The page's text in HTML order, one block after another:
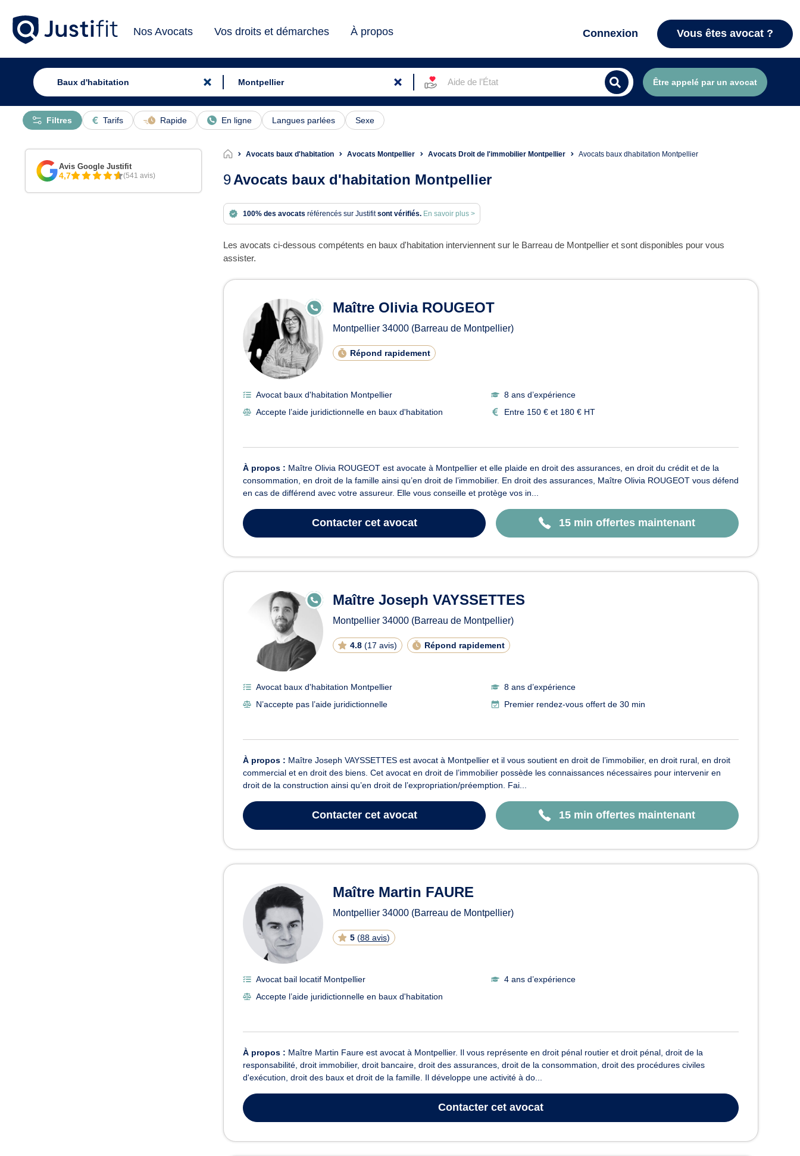
Nos Avocats Vos droits et démarches À propos Connexion Vous êtes avocat ?
Aide de l’État Être appelé par un avocat
Tarifs Rapide En ligne Langues parlées Sexe
Filtres
Avocats baux d'habitation Avocats Montpellier Avocats Droit de l'immobilier Montpellier Avocats baux dhabitation Montpellier
9Avocats baux d'habitation Montpellier
100% des avocats référencés sur Justifitsont vérifiés. En savoir plus >
Les avocats ci-dessous compétents en baux d'habitation interviennent sur le Barreau de Montpellier et sont disponibles pour vous
assister.
Avocats en baux d'habitation à Montpellier
Maître Olivia ROUGEOT
Montpellier 34000 (Barreau de Montpellier)
Répond rapidement
E
N
E
Avocat baux d'habitation Montpellier
8 ans d’expérience
Accepte l’aide juridictionnelle en baux d'habitation
Entre 150 € et 180 € HT
À propos : Maître Olivia ROUGEOT est avocate à Montpellier et elle plaide en droit des assurances, en droit du crédit et de la
consommation, en droit de la famille ainsi qu’en droit de l’immobilier. En droit des assurances, Maître Olivia ROUGEOT vous défend
en cas de différend avec votre assureur. Elle vous conseille et protège vos in...
Contactercet avocat 15 min offertes maintenant
Maître Joseph VAYSSETTES
Montpellier 34000 (Barreau de Montpellier)
4.8 (17 avis) Répond rapidement
E
N
Avocat baux d'habitation Montpellier
8 ans d’expérience
N’accepte pas l’aide juridictionnelle
Premier rendez-vous offert de 30 min
À propos : Maître Joseph VAYSSETTES est avocat à Montpellier et il vous soutient en droit de l’immobilier, en droit rural, en droit
commercial et en droit des biens. Cet avocat en droit de l’immobilier possède les connaissances nécessaires pour intervenir en
droit de la construction ainsi qu’en droit de l’expropriation/préemption. Fai...
Contactercet avocat 15 min offertes maintenant
Maître Martin FAURE
Montpellier 34000 (Barreau de Montpellier)
5 (88 avis)
Avocat bail locatif Montpellier
4 ans d’expérience
Accepte l’aide juridictionnelle en baux d'habitation
À propos : Maître Martin Faure est avocat à Montpellier. Il vous représente en droit pénal routier et droit pénal, droit de la
responsabilité, droit immobilier, droit bancaire, droit des assurances, droit de la consommation, droit des procédures civiles
d'exécution, droit des baux et droit de la famille. Il développe une activité à do...
Contacter cet avocat
Avis Google Justifit
4,7 (541 avis)